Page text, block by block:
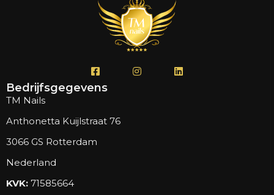
Bedrijfsgegevens
TM Nails
Anthonetta Kuijlstraat 76
3066 GS Rotterdam
Nederland
KVK: 71585664